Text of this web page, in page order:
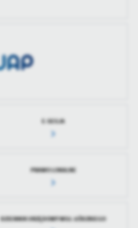
E-SESJA
PRAWO LOKALNE
DZIENNIK URZĘDOWY WOJ. ŁÓDZKIEGO